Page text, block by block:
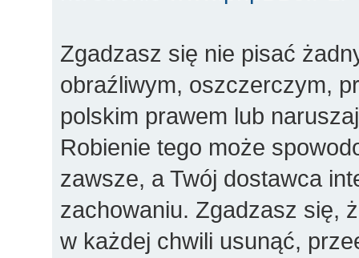
Zgadzasz się nie pisać
obraźliwym, oszczerczym,
polskim prawem lub
Robienie tego może
zawsze, a Twój dostawca
zachowaniu. Zgadzasz się,
w każdej chwili usunąć,